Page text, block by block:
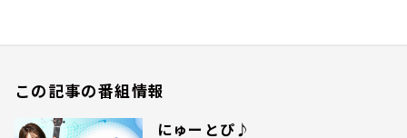
この記事の番組情報
にゅーとぴ♪